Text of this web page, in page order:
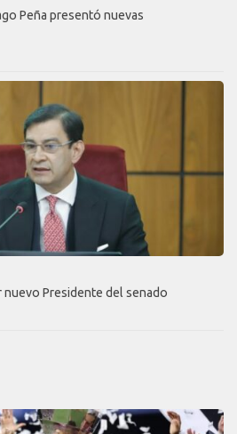
Peña presentó nuevas
nuevo Presidente del senado